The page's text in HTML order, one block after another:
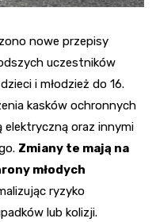
nowe przepisy
uczestników
i młodzież do 16.
kasków ochronnych
elektryczną oraz innymi
Zmiany te mają na
młodych
ryzyko
lub kolizji.